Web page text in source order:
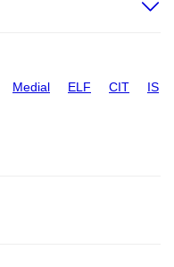
Medial ELF CIT IS